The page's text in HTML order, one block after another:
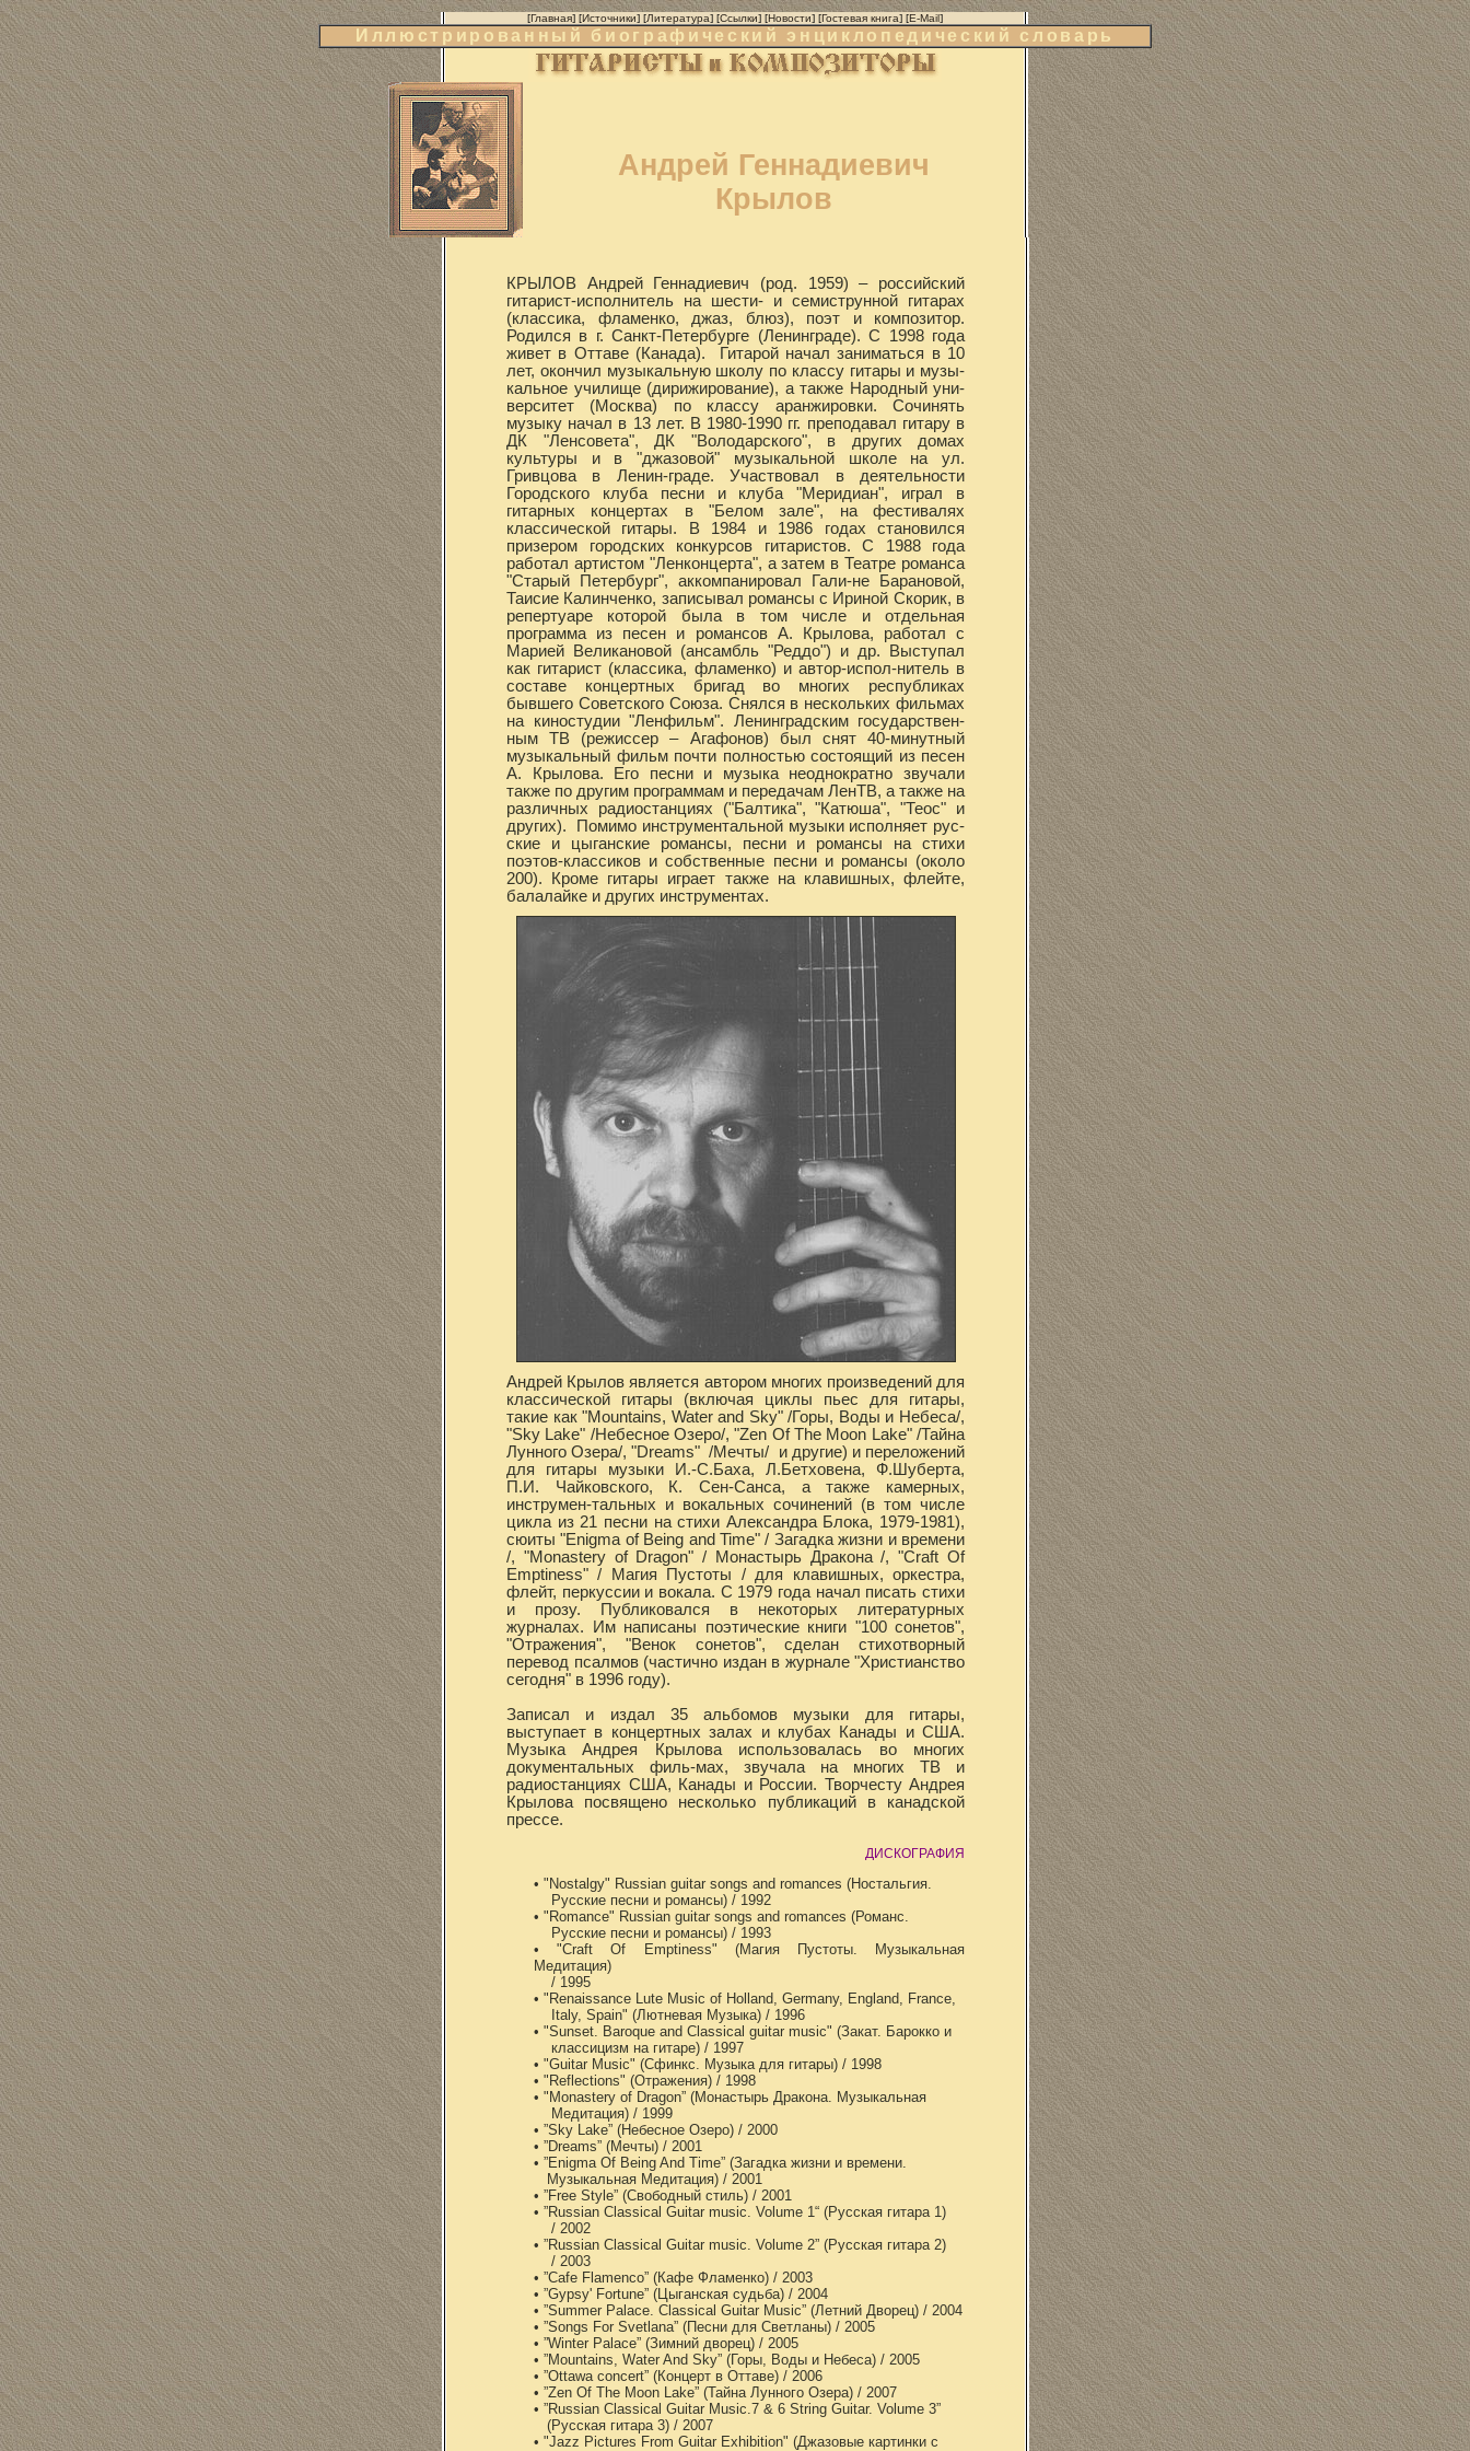
[Главная] [Источники] [Литература] [Ссылки] [Новости] [Гостевая книга] [E-Mail]
Иллюстрированный биографический энциклопедический словарь
Андрей Геннадиевич
Крылов
КРЫЛОВ Андрей Геннадиевич (род. 1959) – российский
гитарист-исполнитель на шести- и семиструнной гитарах
(классика, фламенко, джаз, блюз), поэт и композитор.
Родился в г. Санкт-Петербурге (Ленинграде). С 1998 года
живет в Оттаве (Канада). Гитарой начал заниматься в 10
лет, окончил музыкальную школу по классу гитары и музы-
кальное училище (дирижирование), а также Народный уни-
верситет (Москва) по классу аранжировки. Сочинять
музыку начал в 13 лет. В 1980-1990 гг. преподавал гитару в
ДК "Ленсовета", ДК "Володарского", в других домах
культуры и в "джазовой" музыкальной школе на ул.
Гривцова в Ленин-граде. Участвовал в деятельности
Городского клуба песни и клуба "Меридиан", играл в
гитарных концертах в "Белом зале", на фестивалях
классической гитары. В 1984 и 1986 годах становился
призером городских конкурсов гитаристов. С 1988 года
работал артистом "Ленконцерта", а затем в Театре романса
"Старый Петербург", аккомпанировал Гали-не Барановой,
Таисие Калинченко, записывал романсы с Ириной Скорик, в
репертуаре которой была в том числе и отдельная
программа из песен и романсов А. Крылова, работал с
Марией Великановой (ансамбль "Реддо") и др. Выступал
как гитарист (классика, фламенко) и автор-испол-нитель в
составе концертных бригад во многих республиках
бывшего Советского Союза. Снялся в нескольких фильмах
на киностудии "Ленфильм". Ленинградским государствен-
ным ТВ (режиссер – Агафонов) был снят 40-минутный
музыкальный фильм почти полностью состоящий из песен
А. Крылова. Его песни и музыка неоднократно звучали
также по другим программам и передачам ЛенТВ, а также на
различных радиостанциях ("Балтика", "Катюша", "Теос" и
других). Помимо инструментальной музыки исполняет рус-
ские и цыганские романсы, песни и романсы на стихи
поэтов-классиков и собственные песни и романсы (около
200). Кроме гитары играет также на клавишных, флейте,
балалайке и других инструментах.
Андрей Крылов является автором многих произведений для
классической гитары (включая циклы пьес для гитары,
такие как "Mountains, Water and Sky" /Горы, Воды и Небеса/,
"Sky Lake" /Небесное Озеро/, "Zen Of The Moon Lake" /Тайна
Лунного Озера/, "Dreams" /Мечты/ и другие) и переложений
для гитары музыки И.-С.Баха, Л.Бетховена, Ф.Шуберта,
П.И. Чайковского, К. Сен-Санса, а также камерных,
инструмен-тальных и вокальных сочинений (в том числе
цикла из 21 песни на стихи Александра Блока, 1979-1981),
сюиты "Enigma of Being and Time" / Загадка жизни и времени
/, "Monastery of Dragon" / Монастырь Дракона /, "Craft Of
Emptiness" / Магия Пустоты / для клавишных, оркестра,
флейт, перкуссии и вокала. С 1979 года начал писать стихи
и прозу. Публиковался в некоторых литературных
журналах. Им написаны поэтические книги "100 сонетов",
"Отражения", "Венок сонетов", сделан стихотворный
перевод псалмов (частично издан в журнале "Христианство
сегодня" в 1996 году).
Записал и издал 35 альбомов музыки для гитары,
выступает в концертных залах и клубах Канады и США.
Музыка Андрея Крылова использовалась во многих
документальных филь-мах, звучала на многих ТВ и
радиостанциях США, Канады и России. Творчесту Андрея
Крылова посвящено несколько публикаций в канадской
прессе.
ДИСКОГРАФИЯ
• "Nostalgy" Russian guitar songs and romances (Ностальгия.
Русские песни и романсы) / 1992
• "Romance" Russian guitar songs and romances (Романс.
Русские песни и романсы) / 1993
• "Craft Of Emptiness" (Магия Пустоты. Музыкальная
Медитация)
/ 1995
• "Renaissance Lute Music of Holland, Germany, England, France,
Italy, Spain" (Лютневая Музыка) / 1996
• "Sunset. Baroque and Classical guitar music" (Закат. Барокко и
классицизм на гитаре) / 1997
• "Guitar Music" (Сфинкс. Музыка для гитары) / 1998
• "Reflections" (Отражения) / 1998
• "Monastery of Dragon” (Монастырь Дракона. Музыкальная
Медитация) / 1999
• ”Sky Lake” (Небесное Озеро) / 2000
• ”Dreams” (Мечты) / 2001
• ”Enigma Of Being And Time” (Загадка жизни и времени.
Музыкальная Медитация) / 2001
• ”Free Style” (Свободный стиль) / 2001
• ”Russian Classical Guitar music. Volume 1“ (Русская гитара 1)
/ 2002
• ”Russian Classical Guitar music. Volume 2” (Русская гитара 2)
/ 2003
• ”Cafe Flamenco” (Кафе Фламенко) / 2003
• ”Gypsy' Fortune” (Цыганская судьба) / 2004
• ”Summer Palace. Classical Guitar Music” (Летний Дворец) / 2004
• ”Songs For Svetlana” (Песни для Светланы) / 2005
• ”Winter Palace” (Зимний дворец) / 2005
• ”Mountains, Water And Sky” (Горы, Воды и Небеса) / 2005
• ”Ottawa concert” (Концерт в Оттаве) / 2006
• ”Zen Of The Moon Lake” (Тайна Лунного Озера) / 2007
• ”Russian Classical Guitar Music.7 & 6 String Guitar. Volume 3”
(Русская гитара 3) / 2007
• "Jazz Pictures From Guitar Exhibition" (Джазовые картинки с